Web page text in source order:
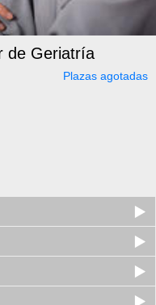
de Geriatría
Plazas agotadas